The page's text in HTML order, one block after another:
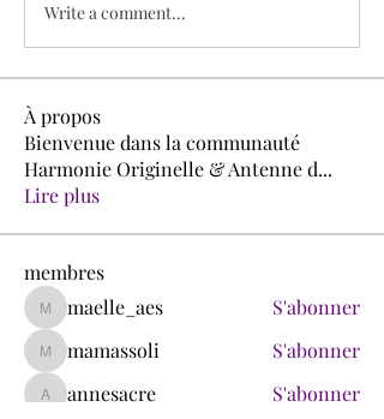
Write a comment...
À propos
Bienvenue dans la communauté
Harmonie Originelle & Antenne d...
Lire plus
membres
maelle_aes
maelle_aes S'abonner
mamassoli
mamassoli S'abonner
annesacre
annesacre S'abonner